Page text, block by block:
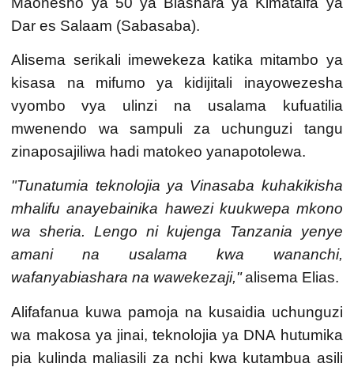
Dar es Salaam (Sabasaba).
Alisema serikali imewekeza katika mitambo ya
kisasa na mifumo ya kidijitali inayowezesha
vyombo
vya ulinzi na usalama kufuatilia
mwenendo wa sampuli za uchunguzi tangu
zinaposajiliwa hadi matokeo yanapotolewa.
"Tunatumia teknolojia ya Vinasaba kuhakikisha
mhalifu anayebainika hawezi kuukwepa mkono
wa sheria. Lengo ni kujenga Tanzania yenye
amani na usalama kwa wananchi,
wafanyabiashara na wawekezaji,"alisema Elias.
Alifafanua kuwa pamoja na kusaidia uchunguzi
wa makosa ya jinai, teknolojia ya DNA hutumika
pia kulinda maliasili za nchi kwa kutambua asili